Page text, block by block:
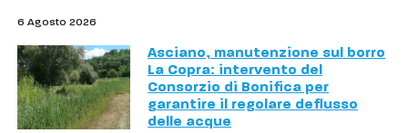
6 Agosto 2026
Asciano, manutenzione sul borro
La Copra: intervento del
Consorzio di Bonifica per
garantire il regolare deflusso
delle acque